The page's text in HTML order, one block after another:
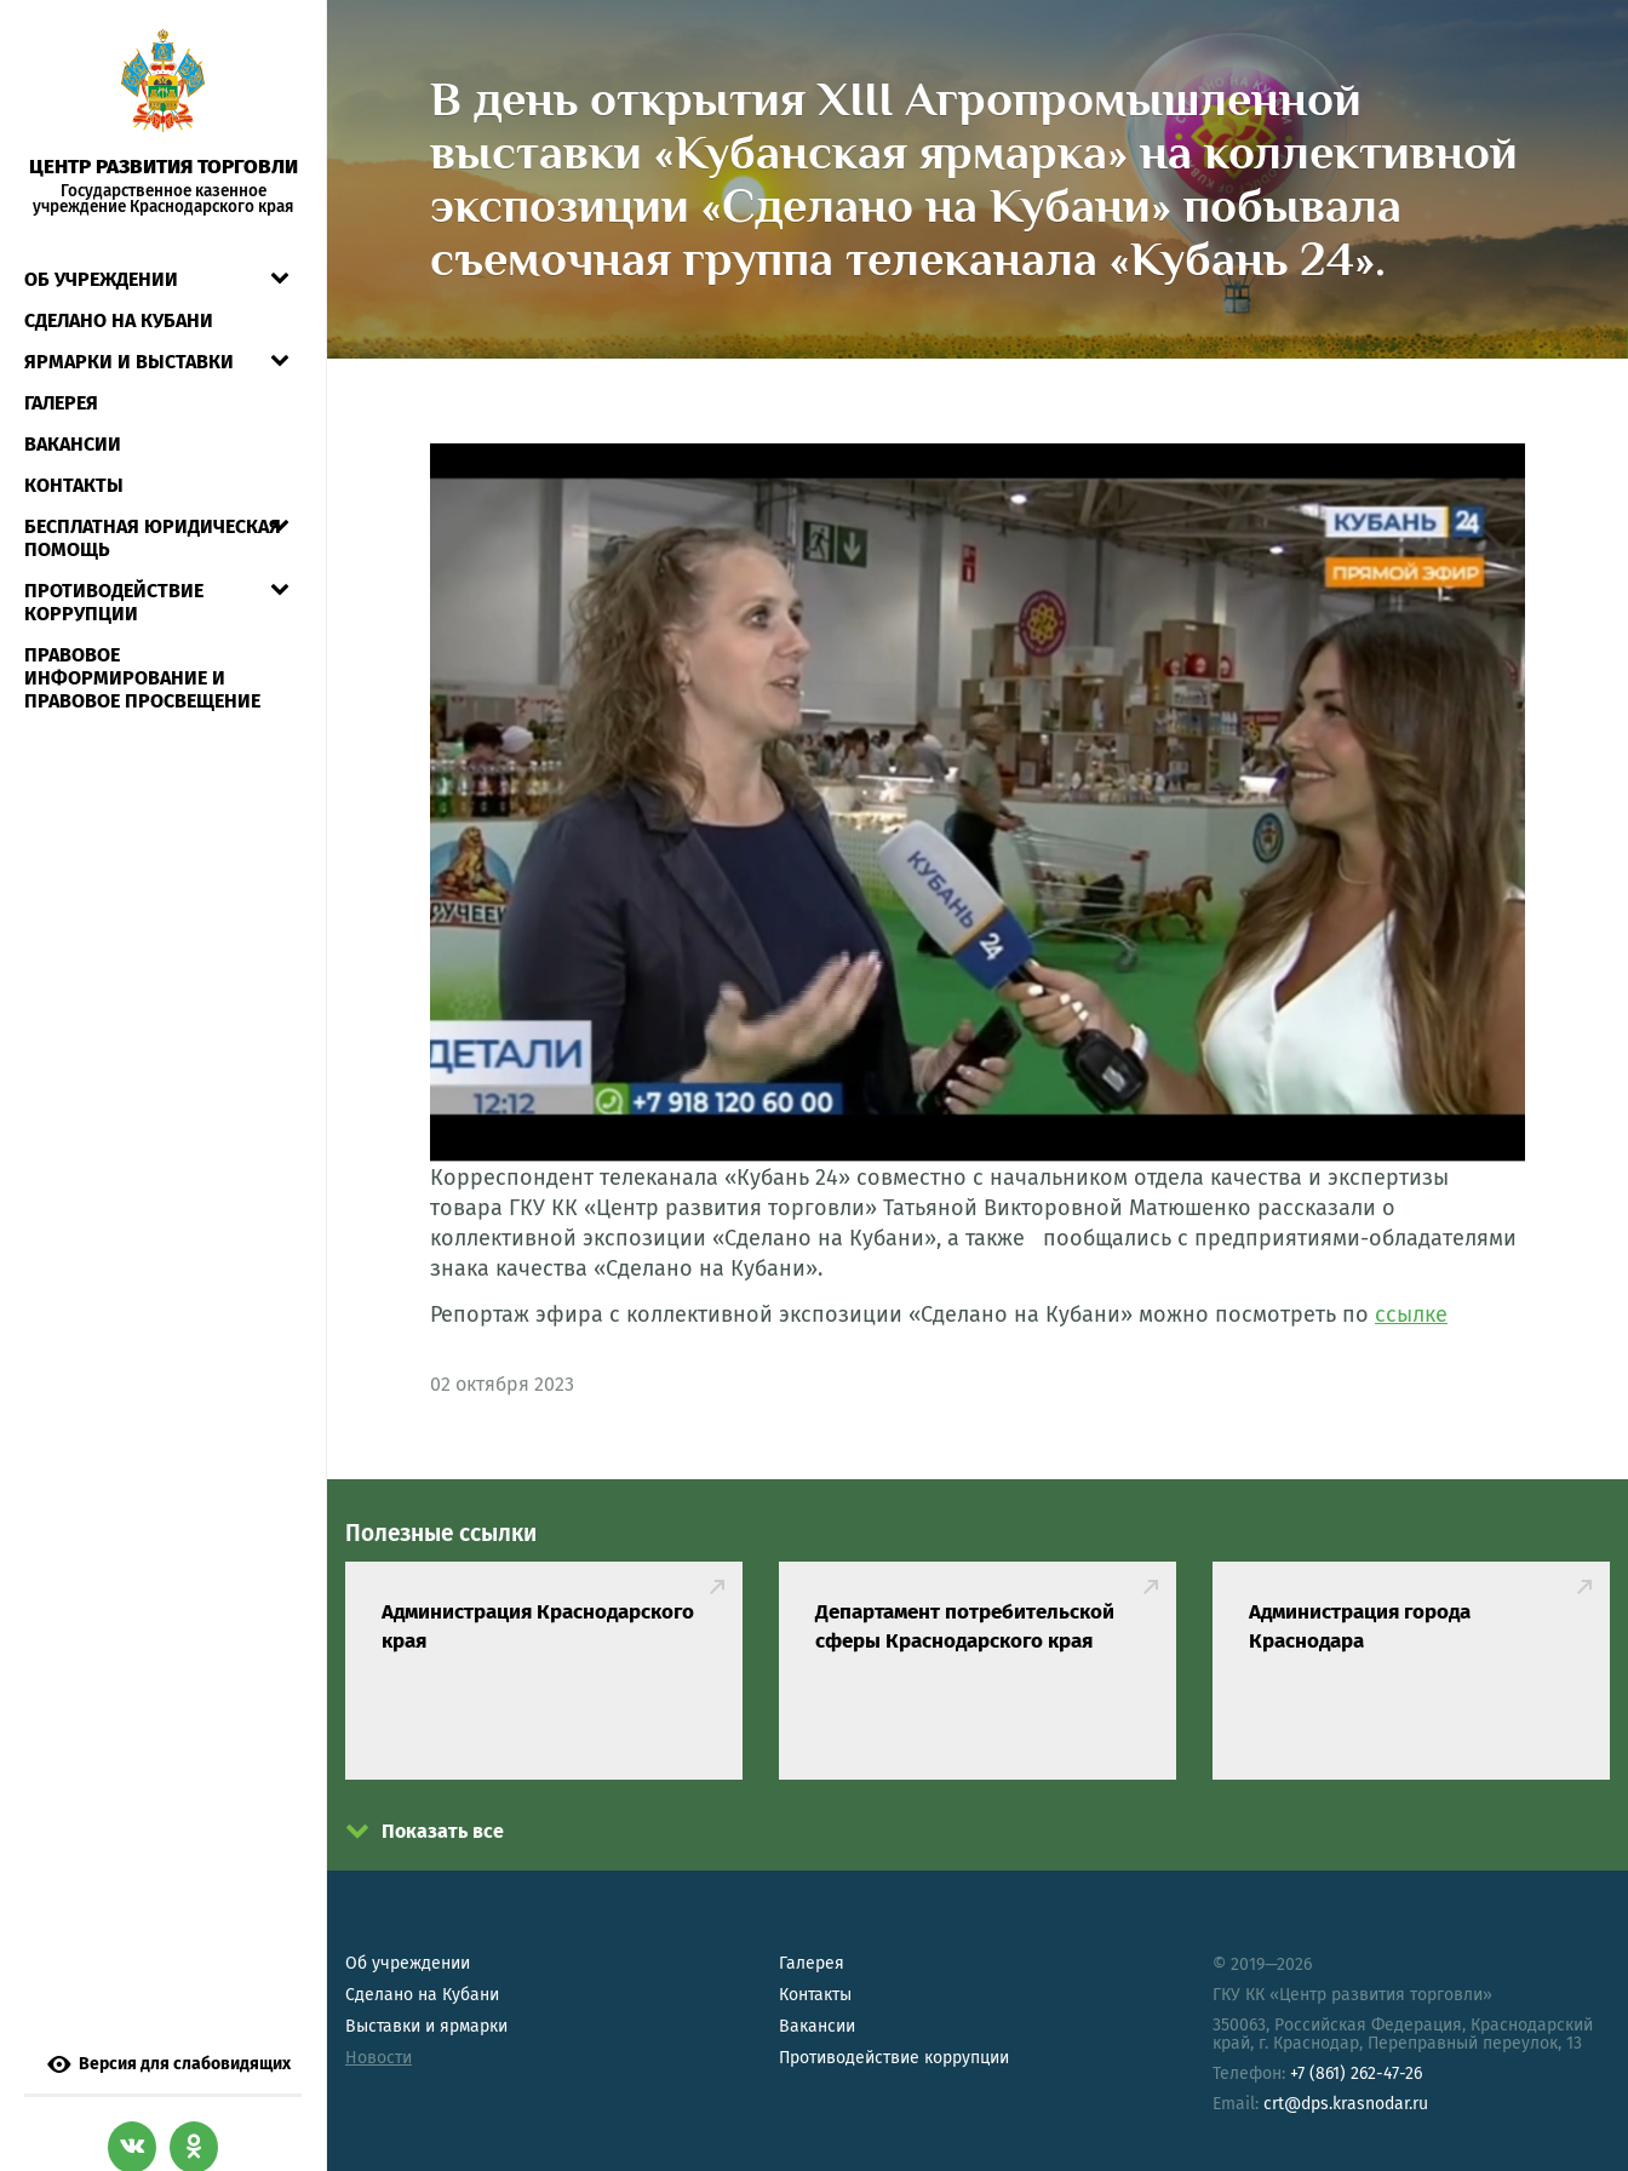
ЦЕНТР РАЗВИТИЯ ТОРГОВЛИ
Государственное казенное
учреждение Краснодарского края
ОБ УЧРЕЖДЕНИИ
СДЕЛАНО НА КУБАНИ
ЯРМАРКИ И ВЫСТАВКИ
ГАЛЕРЕЯ
ВАКАНСИИ
КОНТАКТЫ
БЕСПЛАТНАЯ ЮРИДИЧЕСКАЯ
ПОМОЩЬ
ПРОТИВОДЕЙСТВИЕ
КОРРУПЦИИ
ПРАВОВОЕ
ИНФОРМИРОВАНИЕ И
ПРАВОВОЕ ПРОСВЕЩЕНИЕ
Версия для слабовидящих
В день открытия XIII Агропромышленной
выставки «Кубанская ярмарка» на коллективной
экспозиции «Сделано на Кубани» побывала
съемочная группа телеканала «Кубань 24».
Корреспондент телеканала «Кубань 24» совместно с начальником отдела качества и экспертизы
товара ГКУ КК «Центр развития торговли» Татьяной Викторовной Матюшенко рассказали о
коллективной экспозиции «Сделано на Кубани», а также пообщались с предприятиями-обладателями
знака качества «Сделано на Кубани».
Репортаж эфира с коллективной экспозиции «Сделано на Кубани» можно посмотреть по ссылке
02 октября 2023
Полезные ссылки
Администрация Краснодарского
края
Департамент потребительской
сферы Краснодарского края
Администрация города
Краснодара
Показать все
Об учреждении
Сделано на Кубани
Выставки и ярмарки
Новости
Галерея
Контакты
Вакансии
Противодействие коррупции
© 2019—2026
ГКУ КК «Центр развития торговли»
350063, Российская Федерация, Краснодарский
край, г. Краснодар, Переправный переулок, 13
Телефон: +7 (861) 262-47-26
Email: crt@dps.krasnodar.ru